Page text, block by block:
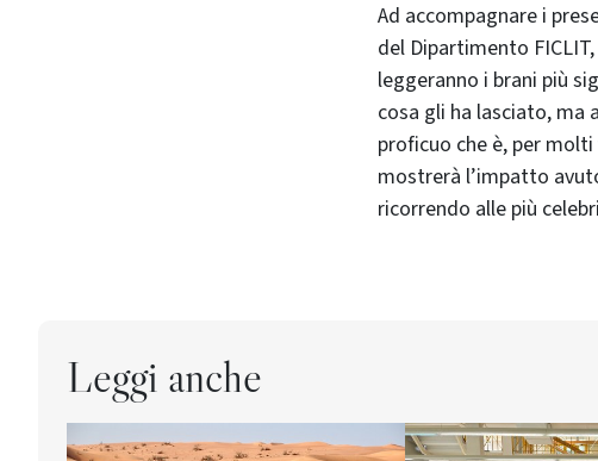
Ad accompagnare i
del Dipartimento
leggeranno i brani più
cosa gli ha lasciato, ma
proficuo che è, per
mostrerà l’impatto
ricorrendo alle più
Leggi anche